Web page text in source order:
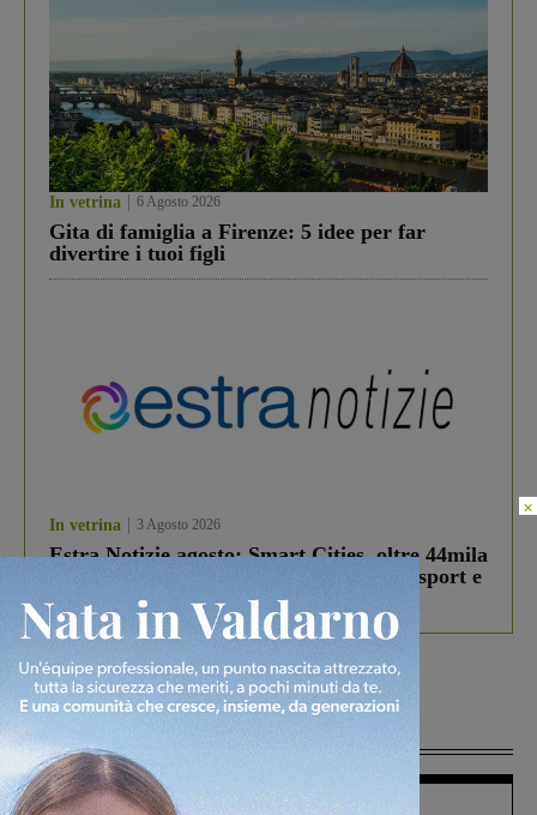
In vetrina 6 Agosto 2026
Gita di famiglia a Firenze: 5 idee per far
divertire i tuoi figli
In vetrina 3 Agosto 2026
Estra Notizie agosto: Smart Cities, oltre 44mila
studenti coinvolti, torna il bando per lo sport e
debutta il podcast Estrair
Più lette
×